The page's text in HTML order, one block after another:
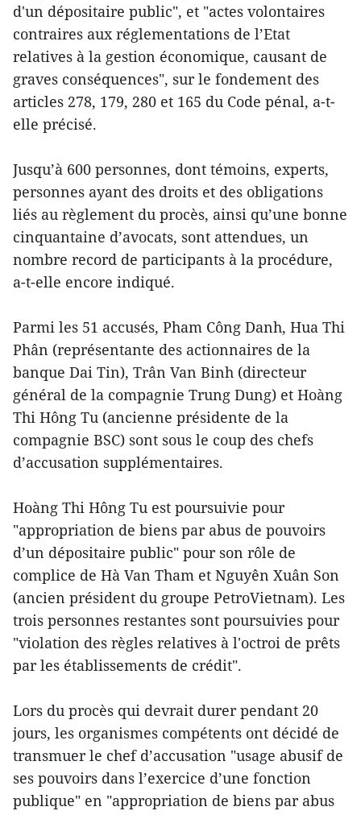
d'un dépositaire public", et "actes volontaires
contraires aux réglementations de l’Etat
relatives à la gestion économique, causant de
graves conséquences", sur le fondement des
articles 278, 179, 280 et 165 du Code pénal, a-t-
elle précisé.
Jusqu’à 600 personnes, dont témoins, experts,
personnes ayant des droits et des obligations
liés au règlement du procès, ainsi qu’une bonne
cinquantaine d’avocats, sont attendues, un
nombre record de participants à la procédure,
a-t-elle encore indiqué.
Parmi les 51 accusés, Pham Công Danh, Hua Thi
Phân (représentante des actionnaires de la
banque Dai Tin), Trân Van Binh (directeur
général de la compagnie Trung Dung) et Hoàng
Thi Hông Tu (ancienne présidente de la
compagnie BSC) sont sous le coup des chefs
d’accusation supplémentaires.
Hoàng Thi Hông Tu est poursuivie pour
"appropriation de biens par abus de pouvoirs
d’un dépositaire public" pour son rôle de
complice de Hà Van Tham et Nguyên Xuân Son
(ancien président du groupe PetroVietnam). Les
trois personnes restantes sont poursuivies pour
"violation des règles relatives à l'octroi de prêts
par les établissements de crédit".
Lors du procès qui devrait durer pendant 20
jours, les organismes compétents ont décidé de
transmuer le chef d’accusation "usage abusif de
ses pouvoirs dans l’exercice d’une fonction
publique" en "appropriation de biens par abus